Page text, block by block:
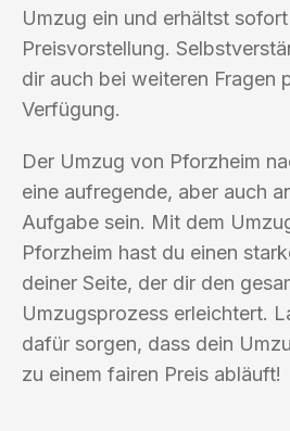
Umzug ein und erhältst
Preisvorstellung.
dir auch bei weiteren Fragen
Verfügung.
Der Umzug von Pforzheim
eine aufregende, aber auch
Aufgabe sein. Mit dem
Pforzheim hast du einen
deiner Seite, der dir den
Umzugsprozess erleichtert.
dafür sorgen, dass dein
zu einem fairen Preis abläuft!